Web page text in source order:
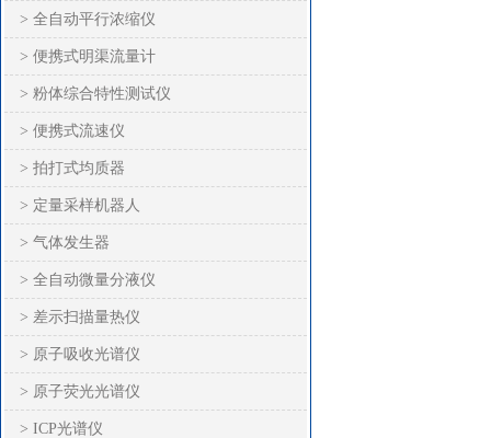
> 全自动平行浓缩仪
> 便携式明渠流量计
> 粉体综合特性测试仪
> 便携式流速仪
> 拍打式均质器
> 定量采样机器人
> 气体发生器
> 全自动微量分液仪
> 差示扫描量热仪
> 原子吸收光谱仪
> 原子荧光光谱仪
> ICP光谱仪